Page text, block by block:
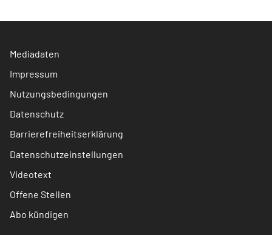
Mediadaten
Impressum
Nutzungsbedingungen
Datenschutz
Barrierefreiheitserklärung
Datenschutzeinstellungen
Videotext
Offene Stellen
Abo kündigen